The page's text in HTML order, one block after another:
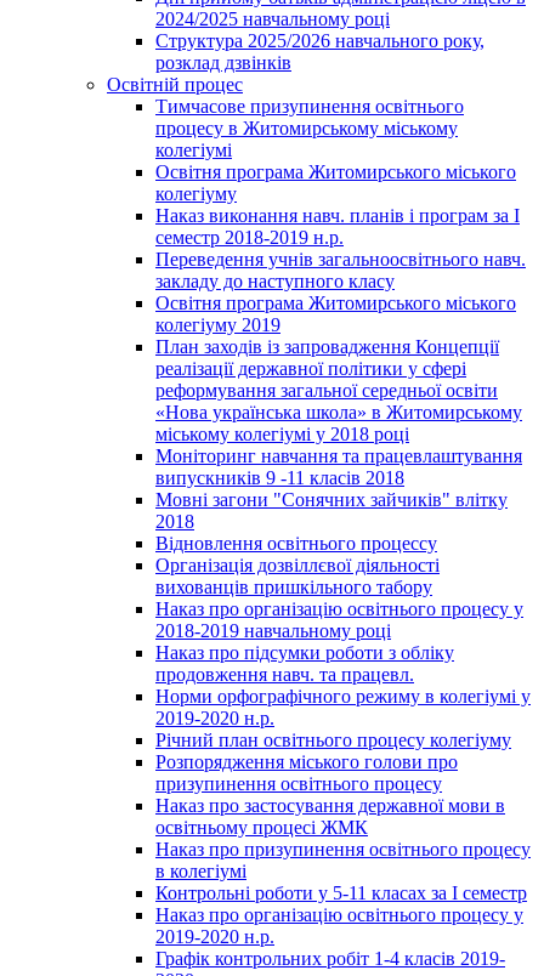
2024/2025 навчальному році
Структура 2025/2026 навчального року,
розклад дзвінків
Освітній процес
Тимчасове призупинення освітнього
процесу в Житомирському міському
колегіумі
Освітня програма Житомирського міського
колегіуму
Наказ виконання навч. планів і програм за І
семестр 2018-2019 н.р.
Переведення учнів загальноосвітнього навч.
закладу до наступного класу
Освітня програма Житомирського міського
колегіуму 2019
План заходів із запровадження Концепції
реалізації державної політики у сфері
реформування загальної середньої освіти
«Нова українська школа» в Житомирському
міському колегіумі у 2018 році
Моніторинг навчання та працевлаштування
випускників 9 -11 класів 2018
Мовні загони "Сонячних зайчиків" влітку
2018
Відновлення освітнього процессу
Організація дозвіллєвої діяльності
вихованців пришкільного табору
Наказ про організацію освітнього процесу у
2018-2019 навчальному році
Наказ про підсумки роботи з обліку
продовження навч. та працевл.
Норми орфографічного режиму в колегіумі у
2019-2020 н.р.
Річний план освітнього процесу колегіуму
Розпорядження міського голови про
призупинення освітнього процесу
Наказ про застосування державної мови в
освітньому процесі ЖМК
Наказ про призупинення освітнього процесу
в колегіумі
Контрольні роботи у 5-11 класах за І семестр
Наказ про організацію освітнього процесу у
2019-2020 н.р.
Графік контрольних робіт 1-4 класів 2019-